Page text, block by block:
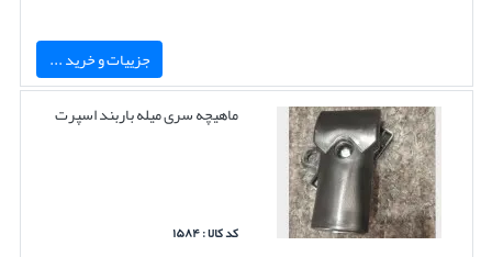
جزییات و خرید ...
ماهیچه سری میله باربند اسپرت
کد کالا : ۱۵۸۴